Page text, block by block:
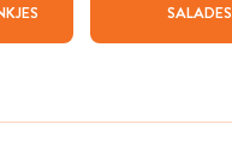
SALADES